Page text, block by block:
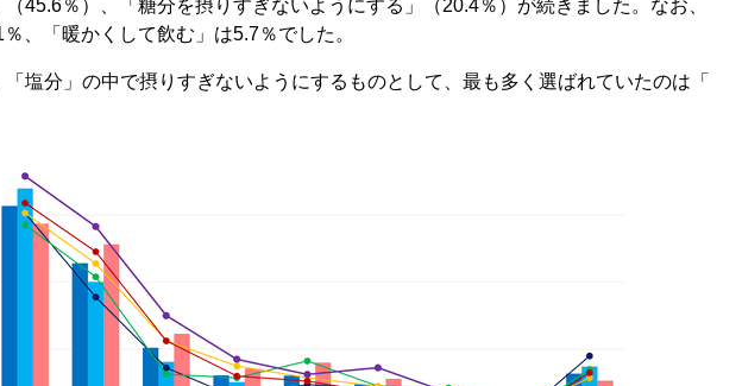
45.6％）、「糖分を摂りすぎないようにする」（20.4％）が続きました。なお、
％、「暖かくして飲む」は5.7％でした。
「塩分」の中で摂りすぎないようにするものとして、最も多く選ばれていたのは「